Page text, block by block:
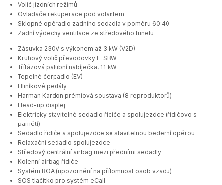
Volič jízdních režimů
Ovladače rekuperace pod volantem
Sklopné opěradlo zadního sedadla v poměru 60:40
Zadní výdechy ventilace ze středového tunelu
Zásuvka 230V s výkonem až 3 kW (V2D)
Kruhový volič převodovky E-SBW
Třífázová palubní nabíječka, 11 kW
Tepelné čerpadlo (EV)
Hliníkové pedály
Harman Kardon prémiová soustava (8 reproduktorů)
Head-up displej
Elektricky stavitelné sedadlo řidiče a spolujezdce (řidičovo s
pamětí)
Sedadlo řidiče a spolujezdce se stavitelnou bederní opěrou
Relaxační sedadlo spolujezdce
Středový centrální airbag mezi předními sedadly
Kolenní airbag řidiče
Systém ROA (upozornění na přítomnost osob vzadu)
SOS tlačítko pro systém eCall